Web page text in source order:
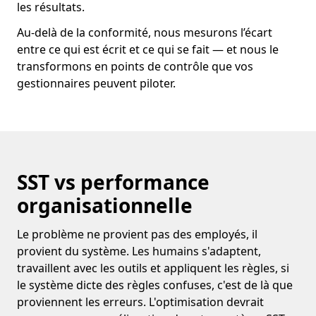
les résultats.
Au-delà de la conformité, nous mesurons l’écart
entre ce qui est écrit et ce qui se fait — et nous le
transformons en points de contrôle que vos
gestionnaires peuvent piloter.
SST vs performance
organisationnelle
Le problème ne provient pas des employés, il
provient du système. Les humains s'adaptent,
travaillent avec les outils et appliquent les règles, si
le système dicte des règles confuses, c'est de là que
proviennent les erreurs. L'optimisation devrait